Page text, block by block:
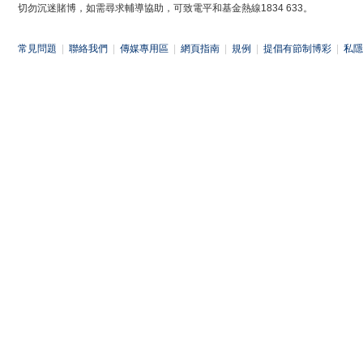
切勿沉迷賭博，如需尋求輔導協助，可致電平和基金熱線1834 633。
常見問題 聯絡我們 傳媒專用區 網頁指南 規例 提倡有節制博彩 私